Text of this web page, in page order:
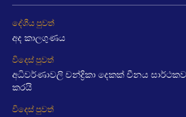
දේශීය පුවත්
අද කාලගුණය
විදෙස් පුවත්
අධිවර්ණාවලි චන්ද්‍රිකා දෙකක් චීනය
කරයි
විදෙස් පුවත්